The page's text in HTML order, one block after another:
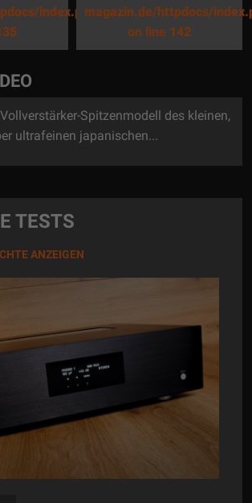
index.phpmagazin.de/httpdocs/
on line 142
Spitzenmodell des kleinen,
ultrafeinen japanischen...
TESTS
ANZEIGEN